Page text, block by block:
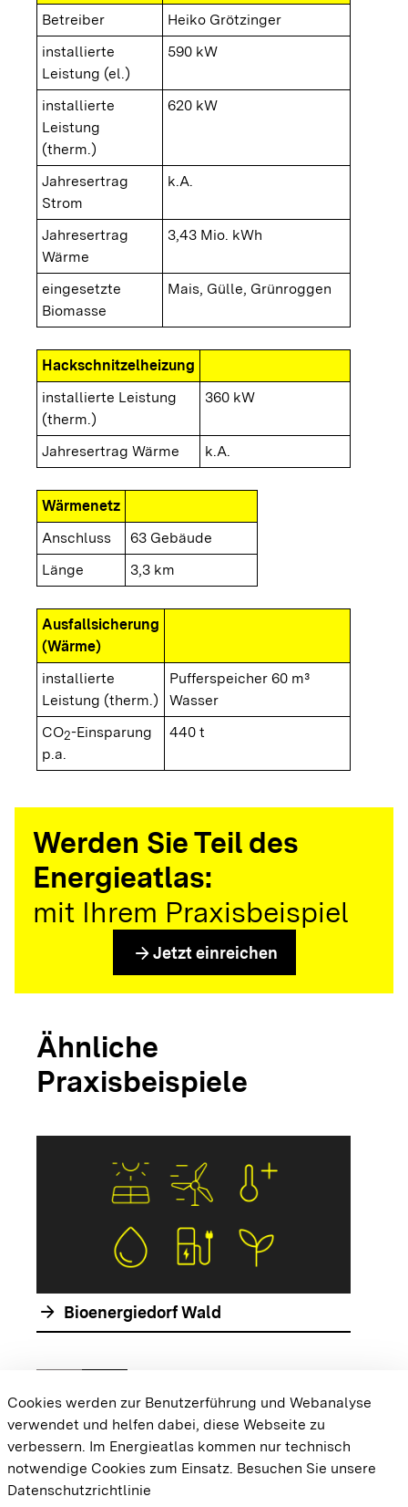
Betreiber
Heiko Grötzinger
installierte
Leistung (el.)
590 kW
installierte
Leistung
(therm.)
620 kW
Jahresertrag
Strom
k.A.
Jahresertrag
Wärme
3,43 Mio. kWh
eingesetzte
Biomasse
Mais, Gülle, Grünroggen
Hackschnitzelheizung
installierte Leistung
(therm.)
360 kW
Jahresertrag Wärme k.A.
Wärmenetz
Anschluss
63 Gebäude
Länge
3,3 km
Ausfallsicherung
(Wärme)
installierte
Leistung (therm.)
Pufferspeicher 60 m³
Wasser
CO2-Einsparung
p.a.
440 t
Werden Sie Teil des
Energieatlas:
mit Ihrem Praxisbeispiel
arrow_forward Jetzt einreichen
Ähnliche
Praxisbeispiele
arrow_forward Bioenergiedorf Wald
Zur vorhergehenden Folie springen
chevron_rightZur nächsten Folie springen
{{#displayPraxisbeispielMap}} {{{body}}}
{{/displayPraxisbeispielMap}}
Cookies werden zur Benutzerführung und Webanalyse
verwendet und helfen dabei, diese Webseite zu
verbessern. Im Energieatlas kommen nur technisch
notwendige Cookies zum Einsatz. Besuchen Sie unsere
Datenschutzrichtlinie